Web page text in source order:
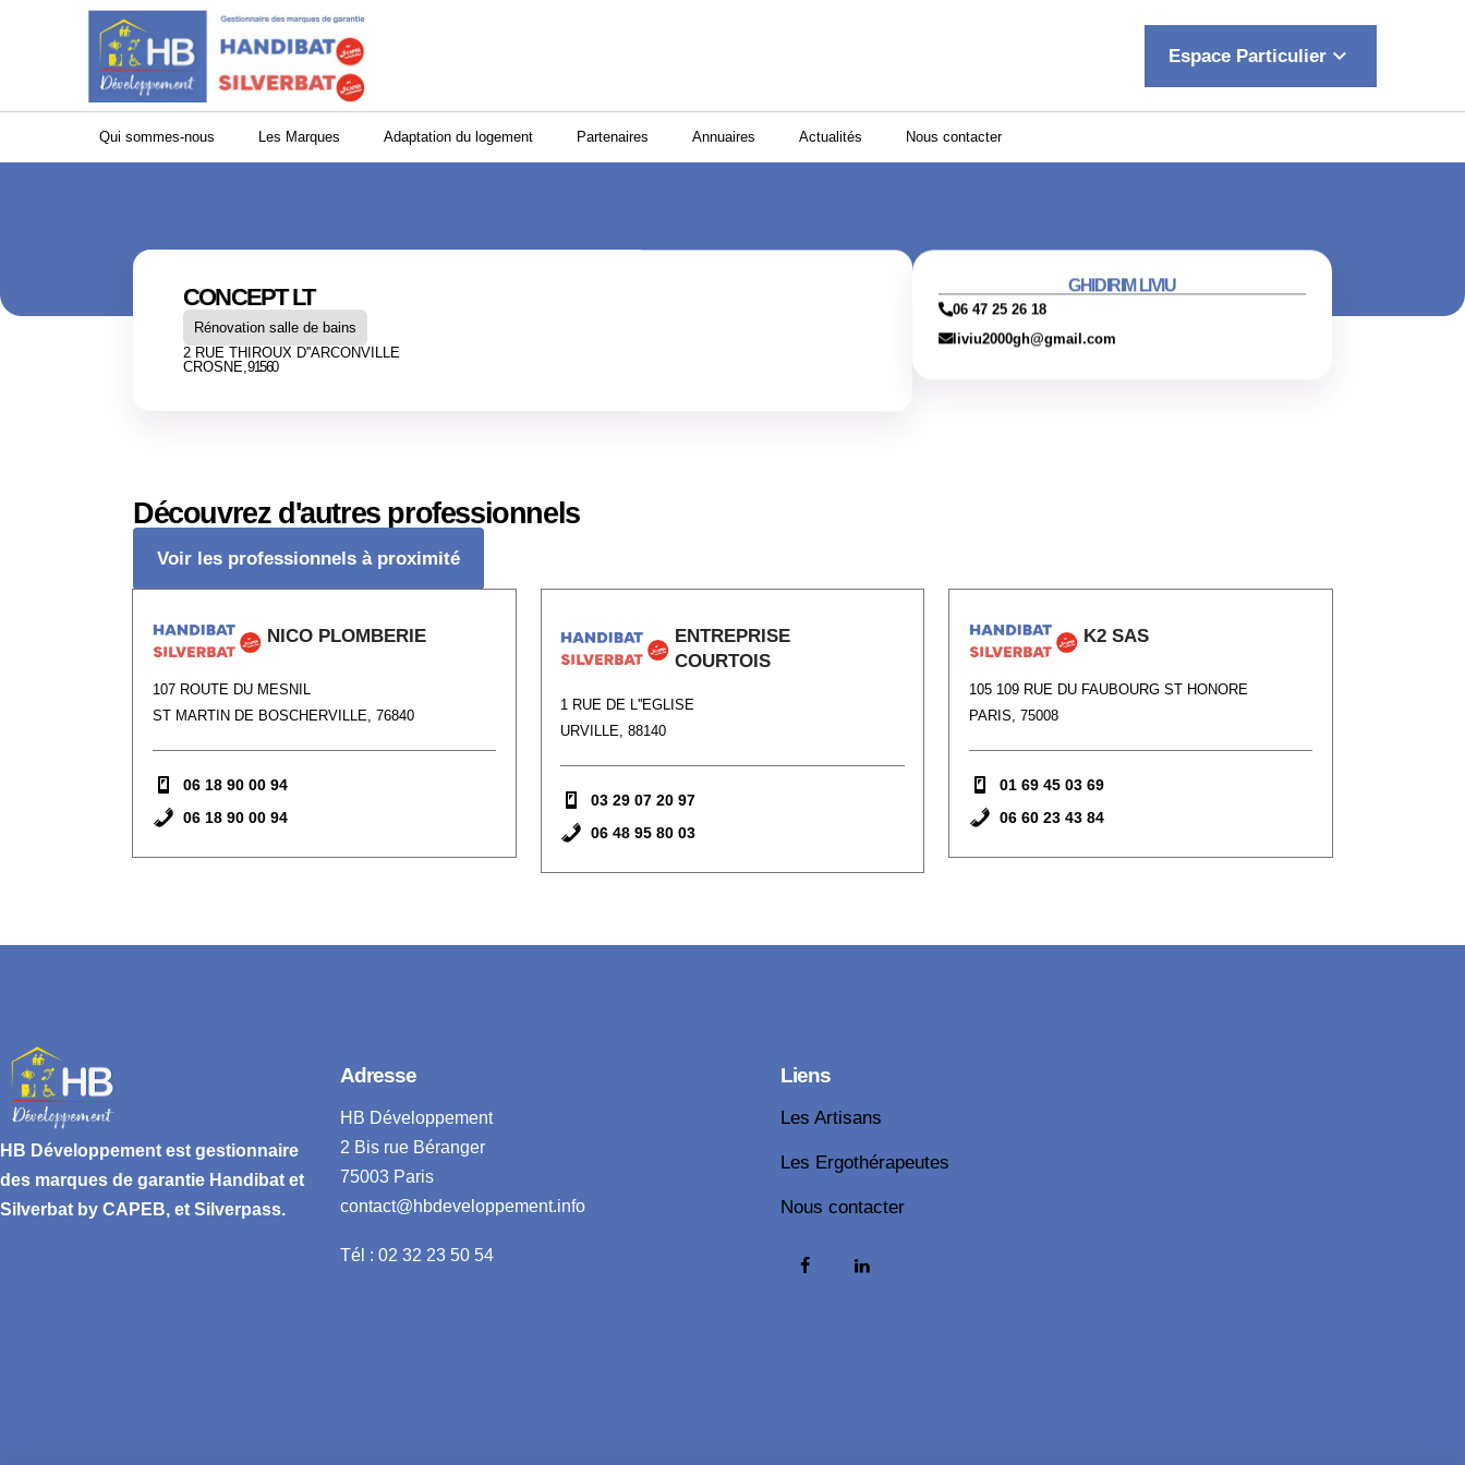
Panneau de gestion des cookies
Espace Particulier keyboard_arrow_down
Qui sommes-nous Les Marques Adaptation du logement Partenaires Annuaires Actualités Nous contacter
CONCEPT LT
Rénovation salle de bains
2 RUE THIROUX D''ARCONVILLE
CROSNE,91560
GHIDIRIM LIVIU
06 47 25 26 18
liviu2000gh@gmail.com
Découvrez d'autres professionnels
Voir les professionnels à proximité
NICO PLOMBERIE
107 ROUTE DU MESNIL
ST MARTIN DE BOSCHERVILLE, 76840
06 18 90 00 94
06 18 90 00 94
ENTREPRISE
COURTOIS
1 RUE DE L''EGLISE
URVILLE, 88140
03 29 07 20 97
06 48 95 80 03
K2 SAS
105 109 RUE DU FAUBOURG ST HONORE
PARIS, 75008
01 69 45 03 69
06 60 23 43 84
HB Développement est gestionnaire
des marques de garantie Handibat et
Silverbat by CAPEB, et Silverpass.
Adresse
HB Développement
2 Bis rue Béranger
75003 Paris
contact@hbdeveloppement.info
Tél : 02 32 23 50 54
Liens
Les Artisans
Les Ergothérapeutes
Nous contacter